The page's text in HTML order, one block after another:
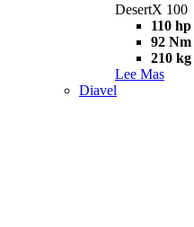
DesertX 100
110 hp
92 Nm
210 kg
Lee Mas
Diavel